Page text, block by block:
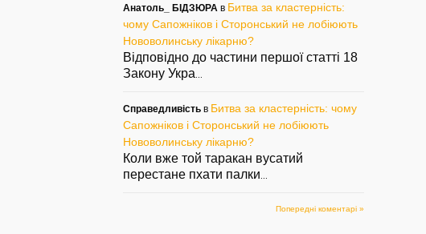
Анатоль_ БІДЗЮРА в Битва за кластерність:
чому Сапожніков і Сторонський не лобіюють
Нововолинську лікарню?
Відповідно до частини першої статті 18
Закону Укра
Справедливість в Битва за кластерність: чому
Сапожніков і Сторонський не лобіюють
Нововолинську лікарню?
Коли вже той таракан вусатий
перестане пхати палки
Попередні коментарі »